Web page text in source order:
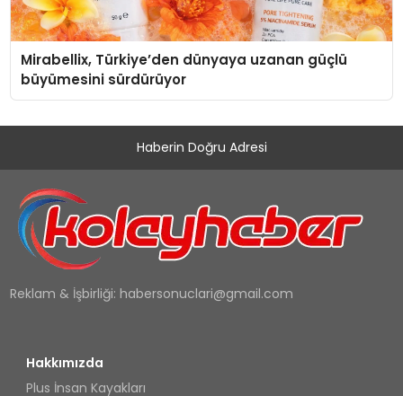
Mirabellix, Türkiye’den dünyaya uzanan güçlü
büyümesini sürdürüyor
Haberin Doğru Adresi
Reklam & İşbirliği: habersonuclari@gmail.com
Hakkımızda
Plus İnsan Kayakları